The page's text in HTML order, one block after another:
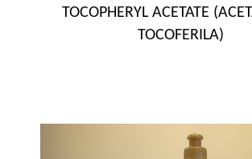
TOCOPHERYL ACETATE
TOCOFERILA)